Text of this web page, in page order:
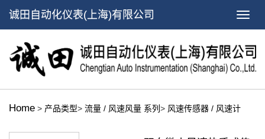
诚田自动化仪表(上海)有限公司
Home > 产品类型> 流量 / 风速风量 系列 > 风速传感器 / 风速计